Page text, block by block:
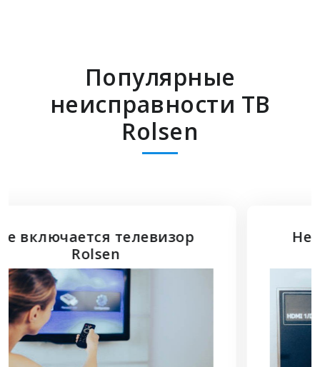
Популярные
неисправности ТВ
Rolsen
Не подключается HDMI к
телевизору Rolsen